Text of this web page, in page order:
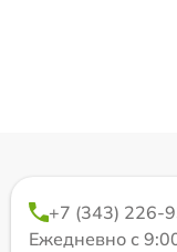
+7 (343) 226-
Ежедневно с